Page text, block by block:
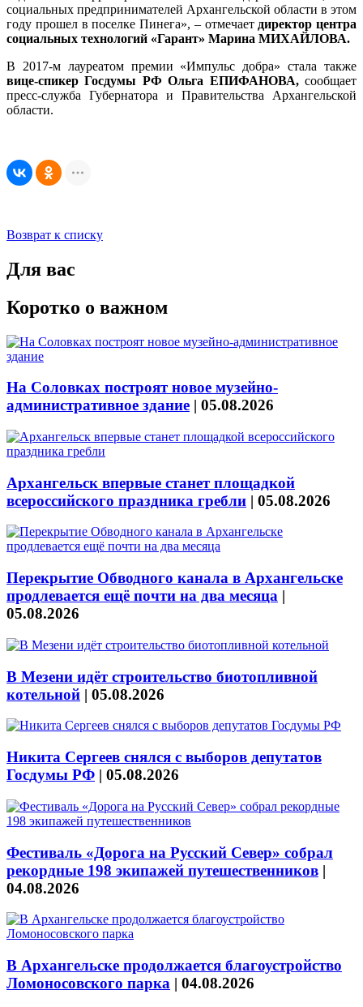
социальных предпринимателей Архангельской области в этом
году прошел в поселке Пинега», – отмечает директор центра
социальных технологий «Гарант» Марина МИХАЙЛОВА.
В 2017-м лауреатом премии «Импульс добра» стала также
вице-спикер Госдумы РФ Ольга ЕПИФАНОВА,сообщает
пресс-служба Губернатора и Правительства Архангельской
области.
Возврат к списку
Для вас
Коротко о важном
На Соловках построят новое музейно-
административное здание | 05.08.2026
Архангельск впервые станет площадкой
всероссийского праздника гребли | 05.08.2026
Перекрытие Обводного канала в Архангельске
продлевается ещё почти на два месяца |
05.08.2026
В Мезени идёт строительство биотопливной
котельной | 05.08.2026
Никита Сергеев снялся с выборов депутатов
Госдумы РФ | 05.08.2026
Фестиваль «Дорога на Русский Север» собрал
рекордные 198 экипажей путешественников |
04.08.2026
В Архангельске продолжается благоустройство
Ломоносовского парка | 04.08.2026